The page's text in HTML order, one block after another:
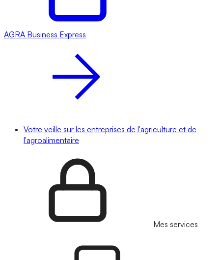
AGRA Business Express
Votre veille sur les entreprises de l'agriculture et de
l'agroalimentaire
Mes services